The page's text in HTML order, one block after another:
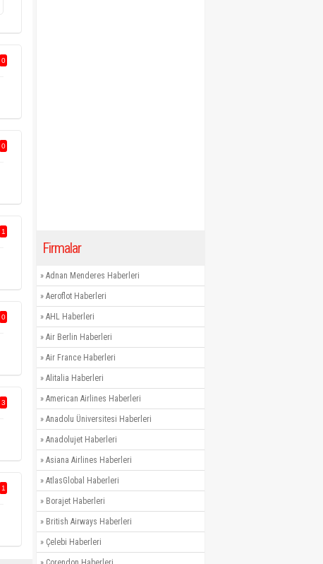
0
0
1
0
3
1
Firmalar
» Adnan Menderes Haberleri
» Aeroflot Haberleri
» AHL Haberleri
» Air Berlin Haberleri
» Air France Haberleri
» Alitalia Haberleri
» American Airlines Haberleri
» Anadolu Üniversitesi Haberleri
» Anadolujet Haberleri
» Asiana Airlines Haberleri
» AtlasGlobal Haberleri
» Borajet Haberleri
» British Airways Haberleri
» Çelebi Haberleri